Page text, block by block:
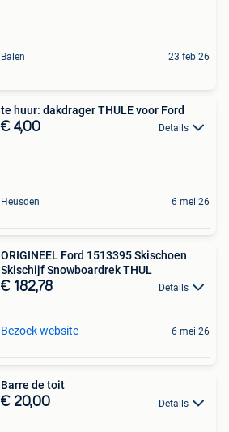
Balen 23 feb 26
te huur: dakdrager THULE voor Ford
€ 4,00 Details
Heusden 6 mei 26
ORIGINEEL Ford 1513395 Skischoen
Skischijf Snowboardrek THUL
€ 182,78 Details
Bezoek website 6 mei 26
Barre de toit
€ 20,00 Details